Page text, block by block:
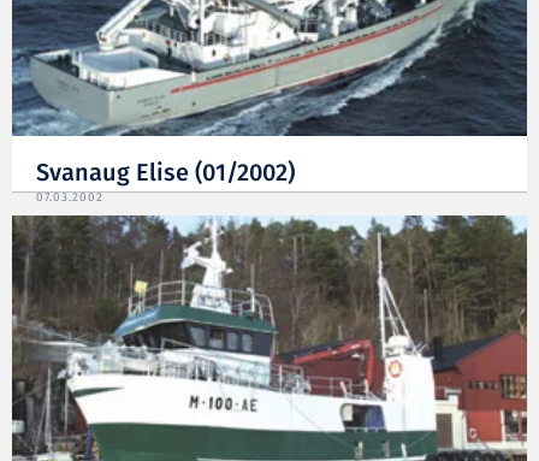
Svanaug Elise (01/2002)
07.03.2002